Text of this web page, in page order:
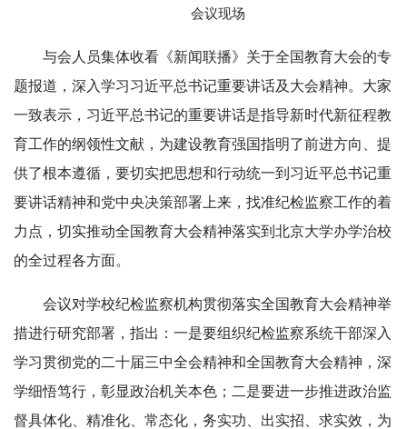
会议现场
与会人员集体收看《新闻联播》关于全国教育大会的专
题报道，深入学习习近平总书记重要讲话及大会精神。大家
一致表示，习近平总书记的重要讲话是指导新时代新征程教
育工作的纲领性文献，为建设教育强国指明了前进方向、提
供了根本遵循，要切实把思想和行动统一到习近平总书记重
要讲话精神和党中央决策部署上来，找准纪检监察工作的着
力点，切实推动全国教育大会精神落实到北京大学办学治校
的全过程各方面。
会议对学校纪检监察机构贯彻落实全国教育大会精神举
措进行研究部署，指出：一是要组织纪检监察系统干部深入
学习贯彻党的二十届三中全会精神和全国教育大会精神，深
学细悟笃行，彰显政治机关本色；二是要进一步推进政治监
督具体化、精准化、常态化，务实功、出实招、求实效，为